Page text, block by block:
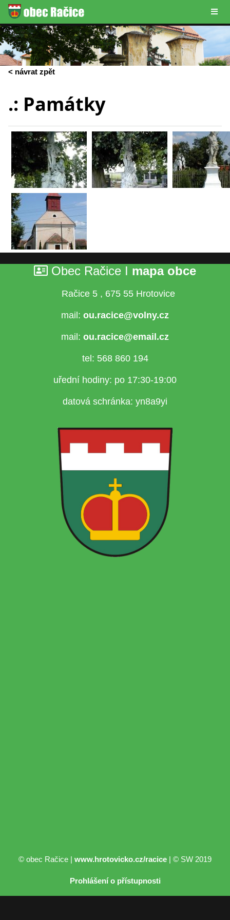
< návrat zpět
.: Památky
Obec Račice I mapa obce
Račice 5 , 675 55 Hrotovice
mail: ou.racice@volny.cz
mail: ou.racice@email.cz
tel: 568 860 194
uřední hodiny: po 17:30-19:00
datová schránka: yn8a9yi
© obec Račice | www.hrotovicko.cz/racice | © SW 2019
Prohlášení o přístupnosti